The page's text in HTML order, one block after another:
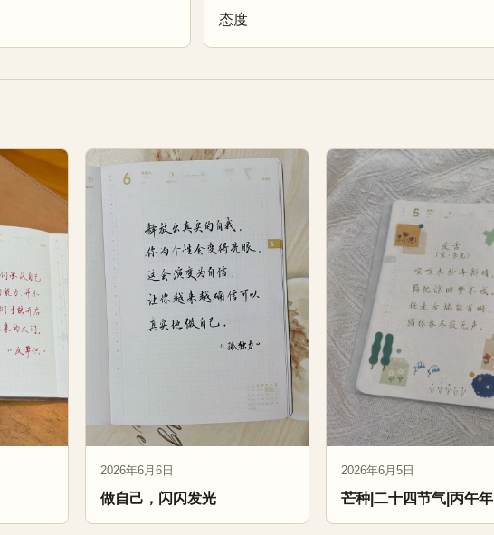
态度
2026年6月6日
做自己，闪闪发光
2026年6月5日
芒种|二十四节气|丙午年